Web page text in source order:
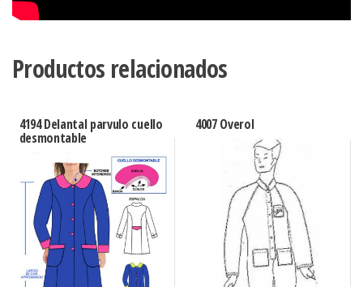
Productos relacionados
4194 Delantal parvulo cuello
desmontable
4007 Overol